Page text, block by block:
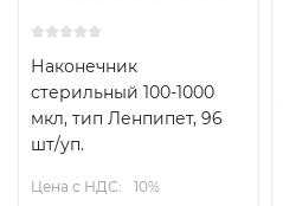
Наконечник
стерильный 100-1000
мкл, тип Ленпипет, 96
шт/уп.
Цена с НДС: 10%